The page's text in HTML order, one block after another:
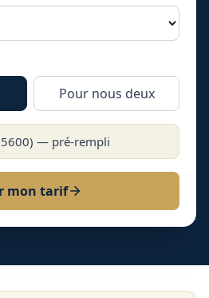
Pour nous deux
) — pré-rempli
mon tarif